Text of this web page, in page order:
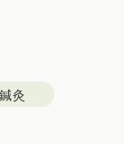
灸